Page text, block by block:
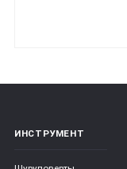
ИНСТРУМЕНТ